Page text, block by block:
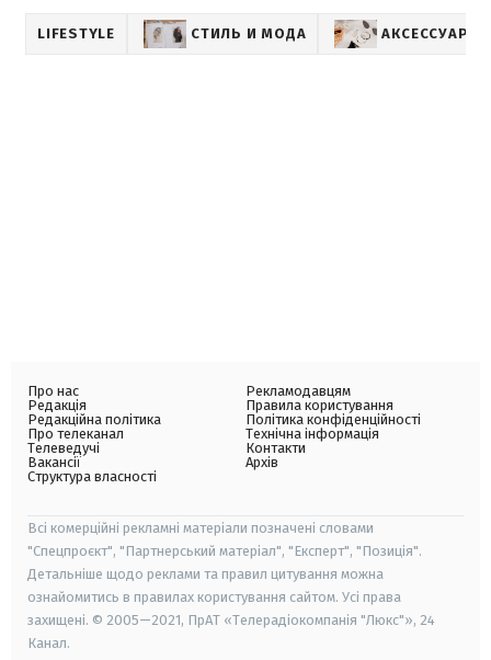
LIFESTYLE СТИЛЬ И МОДА АКСЕССУАРЫ
Про нас
Редакція
Редакційна політика
Про телеканал
Телеведучі
Вакансії
Структура власності
Рекламодавцям
Правила користування
Політика конфіденційності
Технічна інформація
Контакти
Архів
Всі комерційні рекламні матеріали позначені словами
"Спецпроєкт", "Партнерський матеріал", "Експерт", "Позиція".
Детальніше щодо реклами та правил цитування можна
ознайомитись в правилах користування сайтом. Усі права
захищені. © 2005—2021, ПрАТ «Телерадіокомпанія "Люкс"», 24
Канал.